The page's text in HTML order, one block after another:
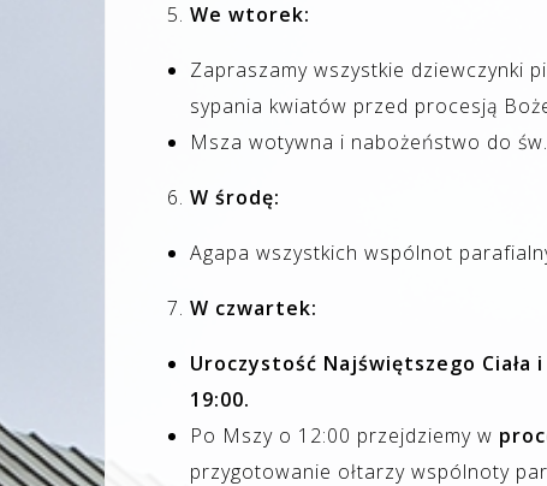
We wtorek:
Zapraszamy wszystkie dziewczynki
sypania kwiatów przed procesją
Msza wotywna i nabożeństwo do
W środę:
Agapa wszystkich wspólnot
W czwartek:
Uroczystość Najświętszego Ciała
19:00.
Po Mszy o 12:00 przejdziemy w
przygotowanie ołtarzy wspólnoty